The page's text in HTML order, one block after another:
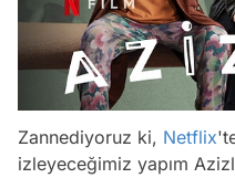
Zannediyoruz ki, Netflix
izleyeceğimiz yapım